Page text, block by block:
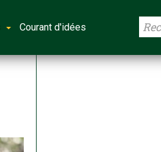
Courant d'idées